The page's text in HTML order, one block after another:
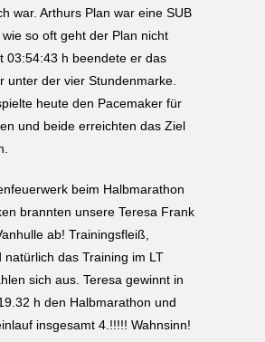
war. Arthurs Plan war eine SUB
so oft geht der Plan nicht
03:54:43 h beendete er das
unter der vier Stundenmarke.
heute den Pacemaker für
und beide erreichten das Ziel
beim Halbmarathon
brannten unsere Teresa Frank
ab! Trainingsfleiß,
natürlich das Training im LT
sich aus. Teresa gewinnt in
h den Halbmarathon und
insgesamt 4.!!!!! Wahnsinn!